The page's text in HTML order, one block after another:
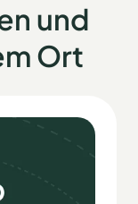
und
Ort